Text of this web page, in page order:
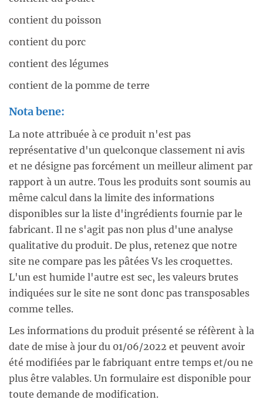
contient du poisson
contient du porc
contient des légumes
contient de la pomme de terre
Nota bene:
La note attribuée à ce produit n'est pas
représentative d'un quelconque classement ni avis
et ne désigne pas forcément un meilleur aliment par
rapport à un autre. Tous les produits sont soumis au
même calcul dans la limite des informations
disponibles sur la liste d'ingrédients fournie par le
fabricant. Il ne s'agit pas non plus d'une analyse
qualitative du produit. De plus, retenez que notre
site ne compare pas les pâtées Vs les croquettes.
L'un est humide l'autre est sec, les valeurs brutes
indiquées sur le site ne sont donc pas transposables
comme telles.
Les informations du produit présenté se réfèrent à la
date de mise à jour du 01/06/2022 et peuvent avoir
été modifiées par le fabriquant entre temps et/ou ne
plus être valables. Un formulaire est disponible pour
toute demande de modification.